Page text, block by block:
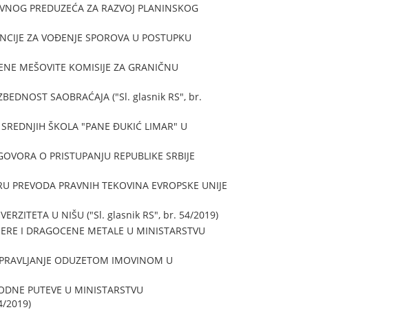
PREDUZEĆA ZA RAZVOJ PLANINSKOG
ZA VOĐENJE SPOROVA U POSTUPKU
MEŠOVITE KOMISIJE ZA GRANIČNU
SAOBRAĆAJA ("Sl. glasnik RS", br.
ŠKOLA "PANE ĐUKIĆ LIMAR" U
O PRISTUPANJU REPUBLIKE SRBIJE
PREVODA PRAVNIH TEKOVINA EVROPSKE UNIJE
U NIŠU ("Sl. glasnik RS", br. 54/2019)
I DRAGOCENE METALE U MINISTARSTVU
ODUZETOM IMOVINOM U
PUTEVE U MINISTARSTVU
2019)